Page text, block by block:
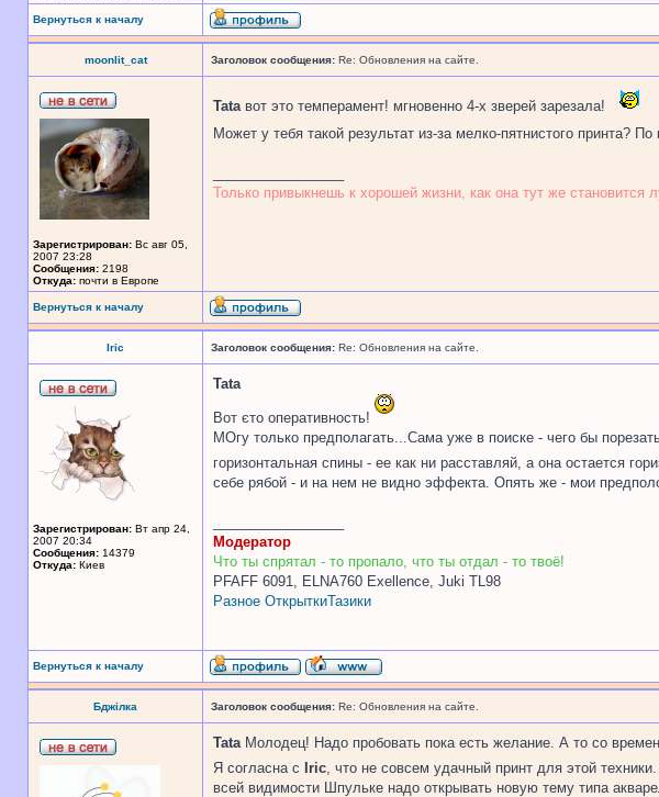
Вернуться к началу
moonlit_cat Заголовок сообщения: Re: Обновления на сайте.
Зарегистрирован: Вс авг 05,
2007 23:28
Сообщения: 2198
Откуда: почти в Европе
Tataвот это темперамент! мгновенно 4-х зверей зарезала!
Может у тебя такой результат из-за мелко-пятнистого принта?
Только привыкнешь к хорошей жизни, как она тут же становится
Вернуться к началу
Iric Заголовок сообщения: Re: Обновления на сайте.
Зарегистрирован: Вт апр 24,
2007 20:34
Сообщения: 14379
Откуда: Киев
Tata
Вот єто оперативность!
МОгу только предполагать...Сама уже в поиске - чего бы
горизонтальная спины - ее как ни расставляй, а она остается
себе рябой - и на нем не видно эффекта. Опять же - мои
Модератор
Что ты спрятал - то пропало, что ты отдал - то твоё!
PFAFF 6091, ELNA760 Exellence, Juki TL98
Разное ОткрыткиТазики
Вернуться к началу
Бджілка Заголовок сообщения: Re: Обновления на сайте.
TataМолодец! Надо пробовать пока есть желание. А то со
Я согласна с Iric, что не совсем удачный принт для этой
всей видимости Шпульке надо открывать новую тему типа